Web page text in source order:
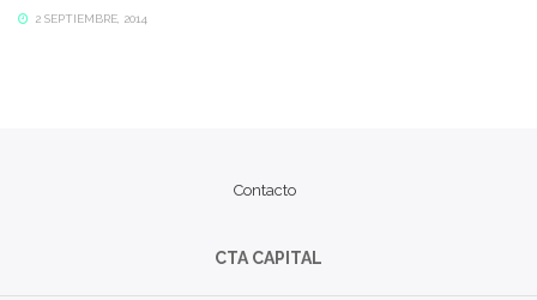
2 SEPTIEMBRE, 2014
Contacto
CTA CAPITAL